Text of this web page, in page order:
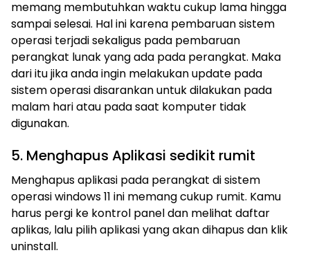
memang membutuhkan waktu cukup lama hingga
sampai selesai. Hal ini karena pembaruan sistem
operasi terjadi sekaligus pada pembaruan
perangkat lunak yang ada pada perangkat. Maka
dari itu jika anda ingin melakukan update pada
sistem operasi disarankan untuk dilakukan pada
malam hari atau pada saat komputer tidak
digunakan.
5. Menghapus Aplikasi sedikit rumit
Menghapus aplikasi pada perangkat di sistem
operasi windows 11 ini memang cukup rumit. Kamu
harus pergi ke kontrol panel dan melihat daftar
aplikas, lalu pilih aplikasi yang akan dihapus dan klik
uninstall.